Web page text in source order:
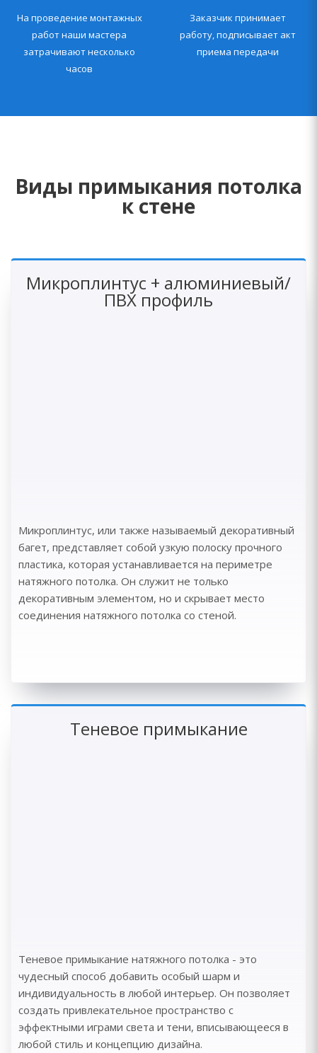
На проведение монтажных
работ наши мастера
затрачивают несколько
часов
Заказчик принимает
работу, подписывает акт
приема передачи
Виды примыкания потолка
к стене
Микроплинтус + алюминиевый/
ПВХ профиль
Микроплинтус, или также называемый декоративный
багет, представляет собой узкую полоску прочного
пластика, которая устанавливается на периметре
натяжного потолка. Он служит не только
декоративным элементом, но и скрывает место
соединения натяжного потолка со стеной.
Теневое примыкание
Теневое примыкание натяжного потолка - это
чудесный способ добавить особый шарм и
индивидуальность в любой интерьер. Он позволяет
создать привлекательное пространство с
эффектными играми света и тени, вписывающееся в
любой стиль и концепцию дизайна.